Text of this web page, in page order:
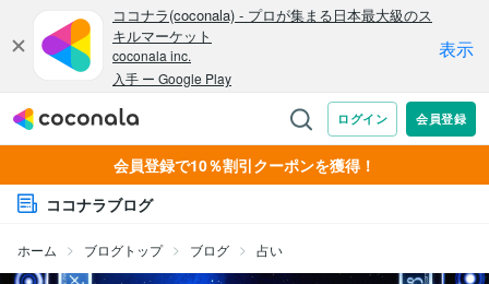
会員登録で10％割引クーポンを獲得！
ココナラブログ
ホーム ブログトップ ブログ 占い